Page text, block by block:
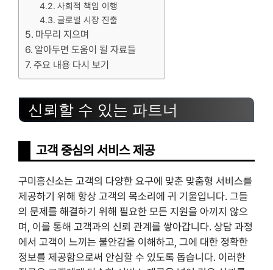
사회적 책임 이행
글로벌 시장 진출
마무리 지으며
알아두면 도움이 될 자료들
주요 내용 다시 보기
신뢰할 수 있는 파트너
고객 중심의 서비스 제공
구미흥신소는 고객의 다양한 요구에 맞춘 맞춤형 서비스를
제공하기 위해 항상 고객의 목소리에 귀 기울입니다. 그들
의 문제를 해결하기 위해 필요한 모든 지원을 아끼지 않으
며, 이를 통해 고객과의 신뢰 관계를 쌓아갑니다. 상담 과정
에서 고객이 느끼는 불안감을 이해하고, 그에 대한 정확한
정보를 제공함으로써 안심할 수 있도록 돕습니다. 이러한